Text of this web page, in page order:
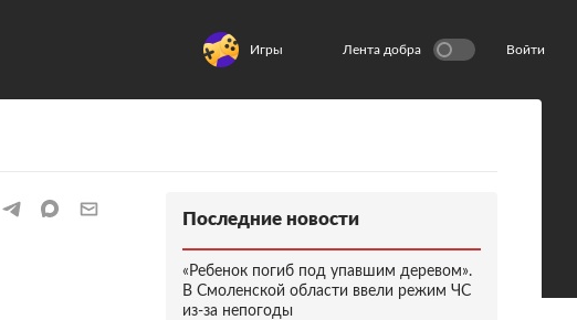
Игры Лента добра Войти
Последние новости
«Ребенок погиб под упавшим деревом».
В Смоленской области ввели режим ЧС
из-за непогоды